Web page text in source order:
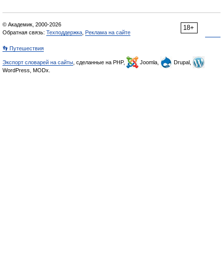
18+
© Академик, 2000-2026
Обратная связь: Техподдержка Реклама на сайте
👣 Путешествия
Экспорт словарей на сайты , сделанные на PHP, Joomla,
Drupal,
WordPress, MODx.